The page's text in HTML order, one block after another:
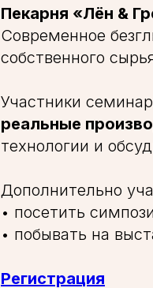
Пекарня «Лён &
Современное
собственного
Участники
реальные
технологии и
Дополнительно
• посетить
• побывать на
Регистрация